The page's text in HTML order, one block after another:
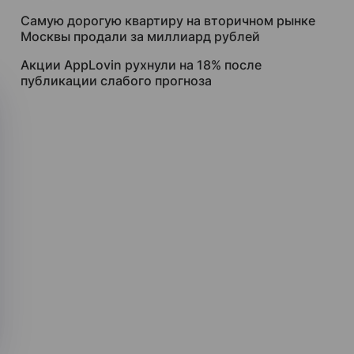
Самую дорогую квартиру на вторичном рынке
Москвы продали за миллиард рублей
Акции AppLovin рухнули на 18% после
публикации слабого прогноза